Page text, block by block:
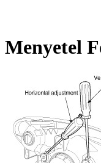
Menyetel